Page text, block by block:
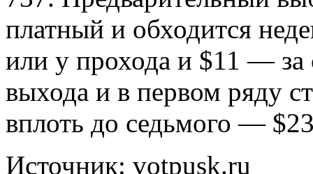
платный и обходится
или у прохода и $11 — за
выхода и в первом ряду
вплоть до седьмого —
Источник: votpusk.ru